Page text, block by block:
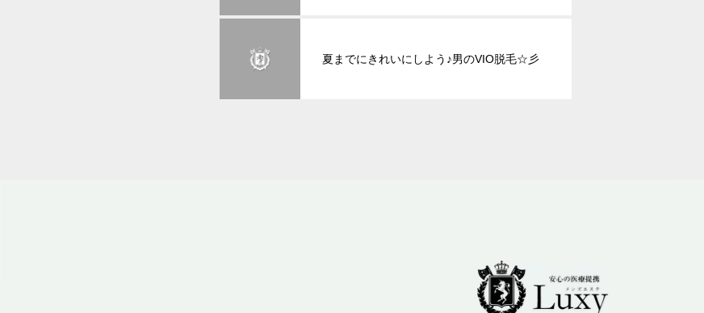
夏までにきれいにしよう♪男のVIO脱毛☆彡